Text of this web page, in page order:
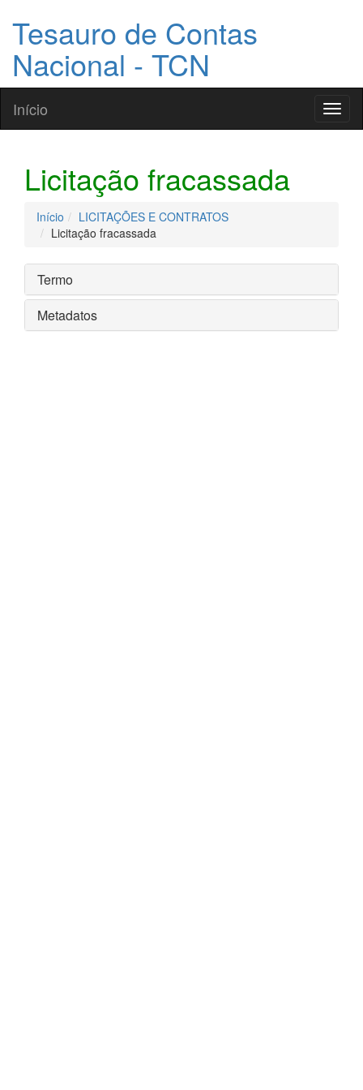
Tesauro de Contas
Nacional - TCN
Início
Licitação fracassada
Início
LICITAÇÕES E CONTRATOS
Licitação fracassada
Termo
Metadatos